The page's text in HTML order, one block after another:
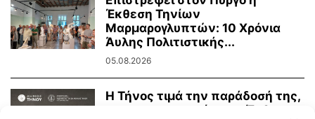
Έκθεση Τηνίων
Μαρμαρογλυπτών: 10 Χρόνια
Άυλης Πολιτιστικής...
05.08.2026
Η Τήνος τιμά την παράδοσή της,
τη μαρμαροτεχνία της. Έκθεση